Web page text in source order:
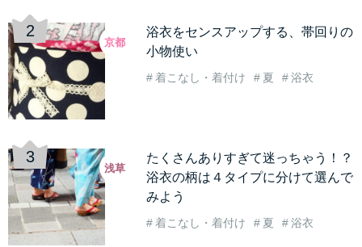
浴衣をセンスアップする、帯回りの
小物使い
着こなし・着付け 夏 浴衣
京都
たくさんありすぎて迷っちゃう！？
浴衣の柄は４タイプに分けて選んで
みよう
着こなし・着付け 夏 浴衣
浅草